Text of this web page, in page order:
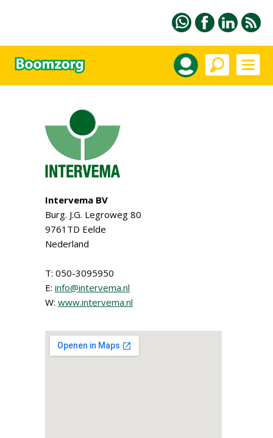
Intervema BV
Burg. J.G. Legroweg 80
9761TD Eelde
Nederland
T: 050-3095950
E: info@intervema.nl
W: www.intervema.nl